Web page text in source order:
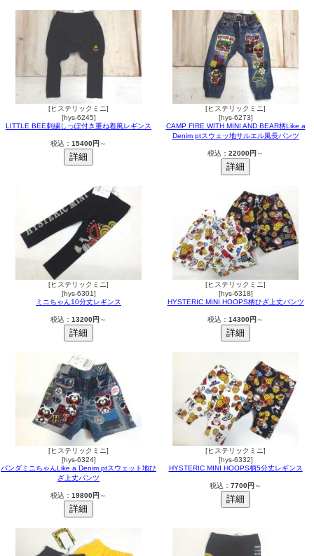
[ヒステリックミニ]
[hys-6245]
LITTLE BEE刺繍しっぽ付き重ね着風レギンス
税込： 15400円 ～
[ヒステリックミニ]
[hys-6273]
CAMP FIRE WITH MINI AND BEAR柄Like a
Denim ptスウェッ地サルエル風長パンツ
税込： 22000円 ～
[ヒステリックミニ]
[hys-6301]
ミニちゃん10分丈レギンス
税込： 13200円 ～
[ヒステリックミニ]
[hys-6318]
HYSTERIC MINI HOOPS柄ひざ上丈パンツ
税込： 14300円 ～
[ヒステリックミニ]
[hys-6324]
パンダミニちゃんLike a Denim ptスウェット地ひ
ざ上丈パンツ
税込： 19800円 ～
[ヒステリックミニ]
[hys-6332]
HYSTERIC MINI HOOPS柄5分丈レギンス
税込： 7700円 ～